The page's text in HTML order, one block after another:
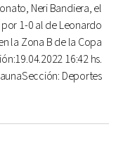
Neri Bandiera, el
1-0 al de Leonardo
la Zona B de la Copa
16:42 hs.
Deportes